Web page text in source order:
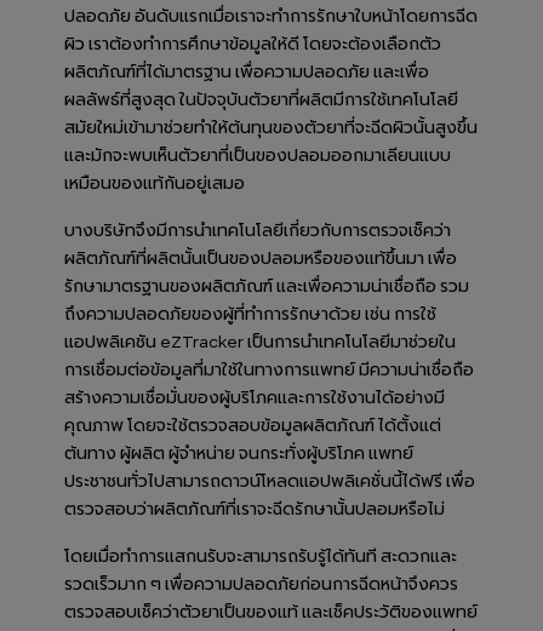
ปลอดภัย อันดับแรกเมื่อเราจะทำการรักษาใบหน้าโดยการฉีด
ผิว เราต้องทำการศึกษาข้อมูลให้ดี โดยจะต้องเลือกตัว
ผลิตภัณฑ์ที่ได้มาตรฐาน เพื่อความปลอดภัย และเพื่อ
ผลลัพธ์ที่สูงสุด ในปัจจุบันตัวยาที่ผลิตมีการใช้เทคโนโลยี
สมัยใหม่เข้ามาช่วยทำให้ต้นทุนของตัวยาที่จะฉีดผิวนั้นสูงขึ้น
และมักจะพบเห็นตัวยาที่เป็นของปลอมออกมาเลียนแบบ
เหมือนของแท้กันอยู่เสมอ
บางบริษัทจึงมีการนำเทคโนโลยีเกี่ยวกับการตรวจเช็คว่า
ผลิตภัณฑ์ที่ผลิตนั้นเป็นของปลอมหรือของแท้ขึ้นมา เพื่อ
รักษามาตรฐานของผลิตภัณฑ์ และเพื่อความน่าเชื่อถือ รวม
ถึงความปลอดภัยของผู้ที่ทำการรักษาด้วย เช่น การใช้
แอปพลิเคชัน eZTracker เป็นการนำเทคโนโลยีมาช่วยใน
การเชื่อมต่อข้อมูลที่มาใช้ในทางการแพทย์ มีความน่าเชื่อถือ
สร้างความเชื่อมั่นของผู้บริโภคและการใช้งานได้อย่างมี
คุณภาพ โดยจะใช้ตรวจสอบข้อมูลผลิตภัณฑ์ ได้ตั้งแต่
ต้นทาง ผู้ผลิต ผู้จำหน่าย จนกระทั่งผู้บริโภค แพทย์
ประชาชนทั่วไปสามารถดาวน์โหลดแอปพลิเคชั่นนี้ได้ฟรี เพื่อ
ตรวจสอบว่าผลิตภัณฑ์ที่เราจะฉีดรักษานั้นปลอมหรือไม่
โดยเมื่อทำการแสกนรับจะสามารถรับรู้ได้ทันที สะดวกและ
รวดเร็วมาก ๆ เพื่อความปลอดภัยก่อนการฉีดหน้าจึงควร
ตรวจสอบเช็คว่าตัวยาเป็นของแท้ และเช็คประวัติของแพทย์